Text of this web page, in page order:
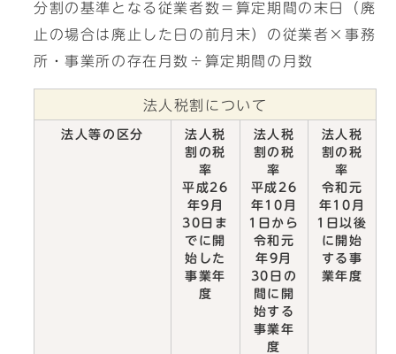
分割の基準となる従業者数＝算定期間の末日（廃
止の場合は廃止した日の前月末）の従業者×事務
所・事業所の存在月数÷算定期間の月数
法人税割について
法人等の区分
法人税
割の税
率
平成26
年9月
30日ま
でに開
始した
事業年
度
法人税
割の税
率
平成26
年10月
1日から
令和元
年9月
30日の
間に開
始する
事業年
度
法人税
割の税
率
令和元
年10月
1日以後
に開始
する事
業年度